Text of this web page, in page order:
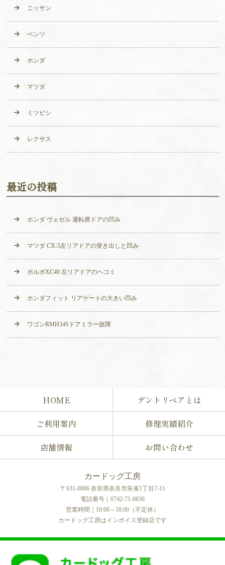
ニッサン
ベンツ
ホンダ
マツダ
ミツビシ
レクサス
最近の投稿
ホンダ ヴェゼル 運転席ドアの凹み
マツダ CX-5左リアドアの突き出しと凹み
ボルボXC40 左リアドアのヘコミ
ホンダフィット リアゲートの大きい凹み
ワゴンRMH34Sドアミラー故障
HOME
デントリペアとは
ご利用案内
修理実績紹介
店舗情報
お問い合わせ
カードッグ工房
〒631-0806 奈良県奈良市朱雀1丁目7-11
電話番号｜0742-71-0636
営業時間｜10:00～18:00（不定休）
カードッグ工房はインボイス登録店です